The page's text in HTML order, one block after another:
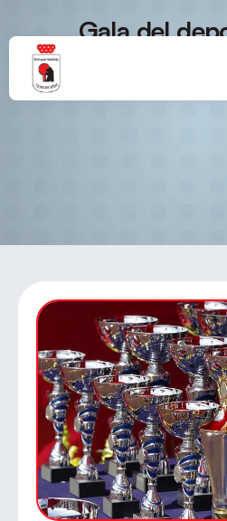
Gala del
Comunidad de